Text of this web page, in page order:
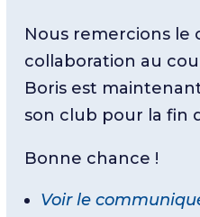
Nous remercions
collaboration au
Boris est
son club pour la fin
Bonne chance !
Voir le